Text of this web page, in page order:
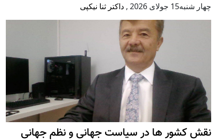
چهار شنبه15 جولای 2026 , داکتر ثنا نیکپی
نقش کشور ها در سیاست جهانی و نظم جهانی